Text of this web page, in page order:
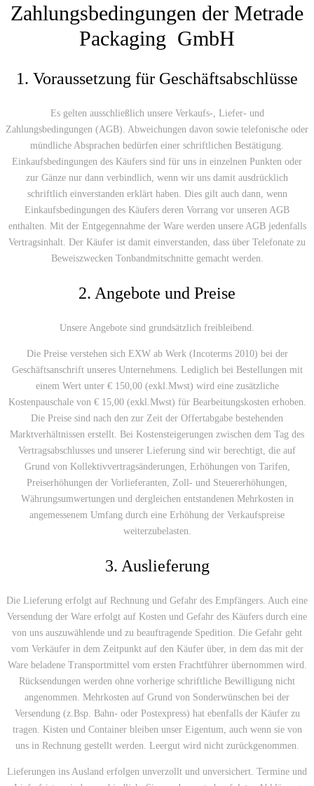
Zahlungsbedingungen der Metrade
Packaging GmbH
1. Voraussetzung für Geschäftsabschlüsse
Es gelten ausschließlich unsere Verkaufs-, Liefer- und
Zahlungsbedingungen (AGB). Abweichungen davon sowie telefonische oder
mündliche Absprachen bedürfen einer schriftlichen Bestätigung.
Einkaufsbedingungen des Käufers sind für uns in einzelnen Punkten oder
zur Gänze nur dann verbindlich, wenn wir uns damit ausdrücklich
schriftlich einverstanden erklärt haben. Dies gilt auch dann, wenn
Einkaufsbedingungen des Käufers deren Vorrang vor unseren AGB
enthalten. Mit der Entgegennahme der Ware werden unsere AGB jedenfalls
Vertragsinhalt. Der Käufer ist damit einverstanden, dass über Telefonate zu
Beweiszwecken Tonbandmitschnitte gemacht werden.
2. Angebote und Preise
Unsere Angebote sind grundsätzlich freibleibend.
Die Preise verstehen sich EXW ab Werk (Incoterms 2010) bei der
Geschäftsanschrift unseres Unternehmens. Lediglich bei Bestellungen mit
einem Wert unter € 150,00 (exkl.Mwst) wird eine zusätzliche
Kostenpauschale von € 15,00 (exkl.Mwst) für Bearbeitungskosten erhoben.
Die Preise sind nach den zur Zeit der Offertabgabe bestehenden
Marktverhältnissen erstellt. Bei Kostensteigerungen zwischen dem Tag des
Vertragsabschlusses und unserer Lieferung sind wir berechtigt, die auf
Grund von Kollektivvertragsänderungen, Erhöhungen von Tarifen,
Preiserhöhungen der Vorlieferanten, Zoll- und Steuererhöhungen,
Währungsumwertungen und dergleichen entstandenen Mehrkosten in
angemessenem Umfang durch eine Erhöhung der Verkaufspreise
weiterzubelasten.
3. Auslieferung
Die Lieferung erfolgt auf Rechnung und Gefahr des Empfängers. Auch eine
Versendung der Ware erfolgt auf Kosten und Gefahr des Käufers durch eine
von uns auszuwählende und zu beauftragende Spedition. Die Gefahr geht
vom Verkäufer in dem Zeitpunkt auf den Käufer über, in dem das mit der
Ware beladene Transportmittel vom ersten Frachtführer übernommen wird.
Rücksendungen werden ohne vorherige schriftliche Bewilligung nicht
angenommen. Mehrkosten auf Grund von Sonderwünschen bei der
Versendung (z.Bsp. Bahn- oder Postexpress) hat ebenfalls der Käufer zu
tragen. Kisten und Container bleiben unser Eigentum, auch wenn sie von
uns in Rechnung gestellt werden. Leergut wird nicht zurückgenommen.
Lieferungen ins Ausland erfolgen unverzollt und unversichert. Termine und